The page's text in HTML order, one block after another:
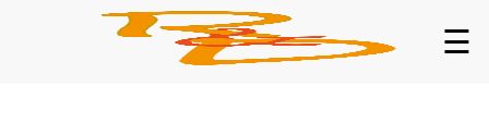
☰